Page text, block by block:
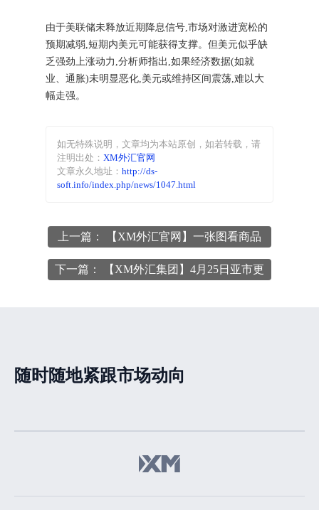
由于美联储未释放近期降息信号,市场对激进宽松的
预期减弱,短期内美元可能获得支撑。但美元似乎缺
乏强劲上涨动力,分析师指出,如果经济数据(如就
业、通胀)未明显恶化,美元或维持区间震荡,难以大
幅走强。
如无特殊说明，文章均为本站原创 ，如若转载，请
注明出处： XM外汇官网
文章永久地址： http://ds-
soft.info/index.php/news/1047.html
上一篇： 【XM外汇官网】一张图看商品
支撑阻力:金银油气+铂钯铜农产品期货
(2025年4月25日)
下一篇： 【XM外汇集团】4月25日亚市更
随时随地紧跟市场动向